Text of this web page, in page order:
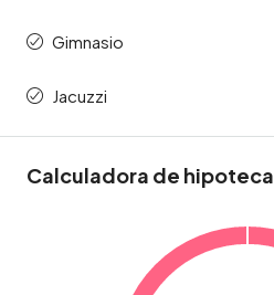
Gimnasio
Jacuzzi
Calculadora de hipoteca